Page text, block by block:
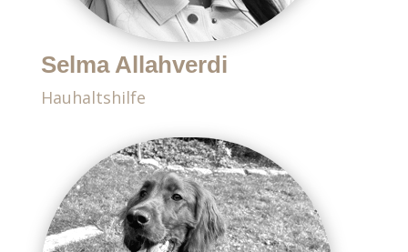
Selma Allahverdi
Hauhaltshilfe